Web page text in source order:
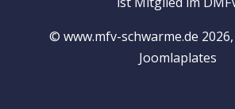
© www.mfv-schwarme.de
Joomlaplates